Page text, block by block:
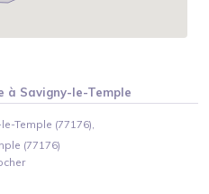
à Savigny-le-Temple
Temple (77176),
(77176)